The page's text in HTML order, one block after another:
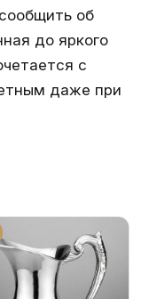
об
до яркого
с
даже при